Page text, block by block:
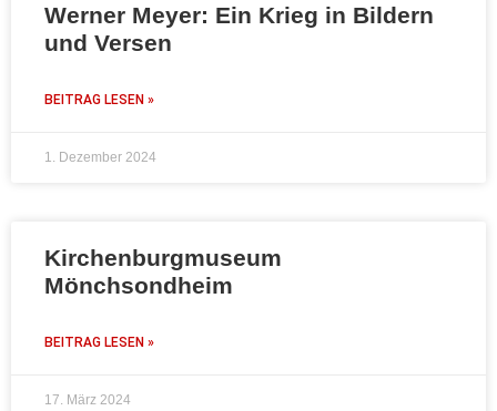
Werner Meyer: Ein Krieg in Bildern
und Versen
BEITRAG LESEN »
1. Dezember 2024
Kirchenburgmuseum
Mönchsondheim
BEITRAG LESEN »
17. März 2024